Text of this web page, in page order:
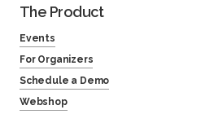
The Product
Events
For Organizers
Schedule a Demo
Webshop